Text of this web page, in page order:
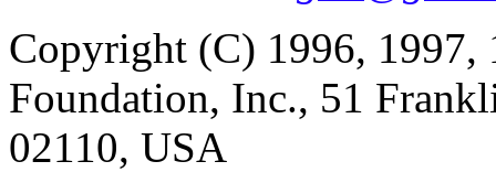
Copyright (C) 1996, 1997,
Foundation, Inc., 51
02110, USA